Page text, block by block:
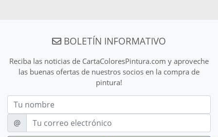
BOLETÍN INFORMATIVO
Reciba las noticias de CartaColoresPintura.com y aproveche
las buenas ofertas de nuestros socios en la compra de
pintura!
Nom
E-mail
@